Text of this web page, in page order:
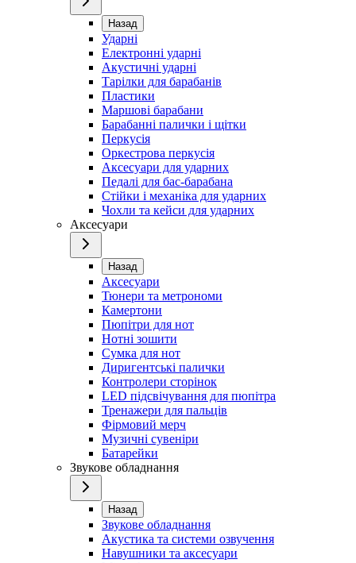
Назад
Ударні
Електронні ударні
Акустичні ударні
Тарілки для барабанів
Пластики
Маршові барабани
Барабанні палички і щітки
Перкусія
Оркестрова перкусія
Аксесуари для ударних
Педалі для бас-барабана
Стійки і механіка для ударних
Чохли та кейси для ударних
Аксесуари
Назад
Аксесуари
Тюнери та метрономи
Камертони
Пюпітри для нот
Нотні зошити
Сумка для нот
Диригентські палички
Контролери сторінок
LED підсвічування для пюпітра
Тренажери для пальців
Фірмовий мерч
Музичні сувеніри
Батарейки
Звукове обладнання
Назад
Звукове обладнання
Акустика та системи озвучення
Навушники та аксесуари